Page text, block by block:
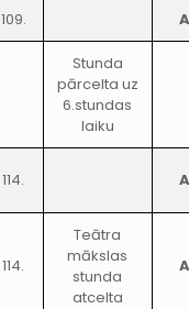
109. A
Stunda
pārcelta uz
6.stundas
laiku
114. A
114.
Teātra
mākslas
stunda
atcelta
A